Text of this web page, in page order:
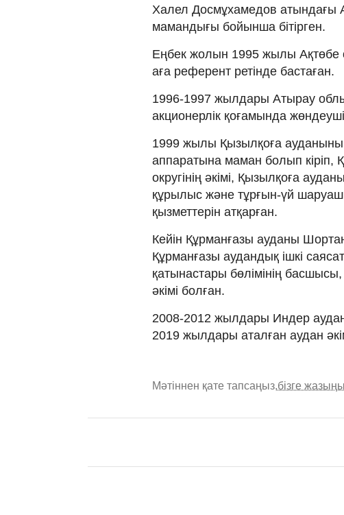
Халел Досмұхамедов атындағы
мамандығы бойынша бітірген.
Еңбек жолын 1995 жылы Ақтөбе
аға референт ретінде бастаған.
1996-1997 жылдары Атырау
акционерлік қоғамында
1999 жылы Қызылқоға
аппаратына маман болып
округінің әкімі, Қызылқоға
құрылыс және тұрғын-үй
қызметтерін атқарған.
Кейін Құрманғазы ауданы
Құрманғазы аудандық ішкі
қатынастары бөлімінің
әкімі болған.
2008-2012 жылдары Индер
2019 жылдары аталған аудан
Мәтіннен қате тапсаңыз,бізге